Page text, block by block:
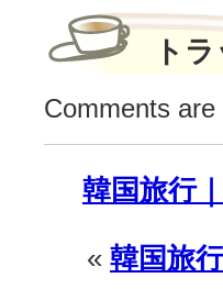
ト
Comments are
韓国旅行
« 韓国旅